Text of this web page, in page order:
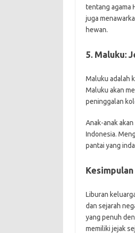
tentang agama
juga
hewan.
5. Maluku:
Maluku adalah
Maluku akan
peninggalan
Anak-anak
Indonesia.
pantai yang
Kesimpulan
Liburan
dan sejarah
yang penuh
memiliki jejak